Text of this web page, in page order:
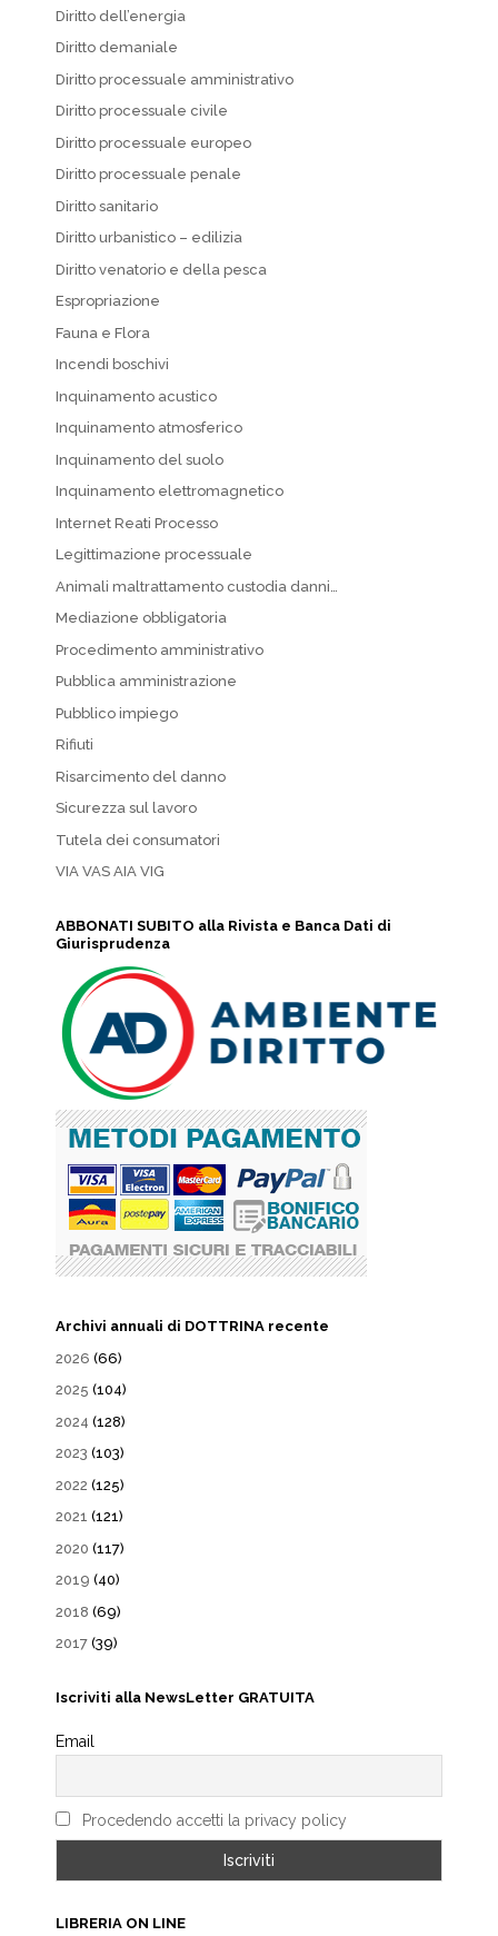
Diritto dell’energia
Diritto demaniale
Diritto processuale amministrativo
Diritto processuale civile
Diritto processuale europeo
Diritto processuale penale
Diritto sanitario
Diritto urbanistico – edilizia
Diritto venatorio e della pesca
Espropriazione
Fauna e Flora
Incendi boschivi
Inquinamento acustico
Inquinamento atmosferico
Inquinamento del suolo
Inquinamento elettromagnetico
Internet Reati Processo
Legittimazione processuale
Animali maltrattamento custodia danni…
Mediazione obbligatoria
Procedimento amministrativo
Pubblica amministrazione
Pubblico impiego
Rifiuti
Risarcimento del danno
Sicurezza sul lavoro
Tutela dei consumatori
VIA VAS AIA VIG
ABBONATI SUBITO alla Rivista e Banca Dati di
Giurisprudenza
Archivi annuali di DOTTRINA recente
2026 (66)
2025 (104)
2024 (128)
2023 (103)
2022 (125)
2021 (121)
2020 (117)
2019 (40)
2018 (69)
2017 (39)
Iscriviti alla NewsLetter GRATUITA
Email
Procedendo accetti la privacy policy
LIBRERIA ON LINE